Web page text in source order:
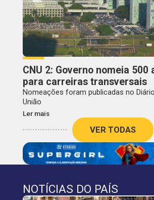
CNU 2: Governo nomeia 500
para carreiras transversais
Nomeações foram publicadas no
União
Ler mais
VER TODAS
NOTÍCIAS DO PAÍS